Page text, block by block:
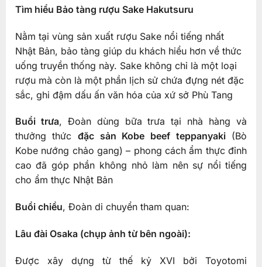
Tìm hiểu Bảo tàng rượu Sake Hakutsuru
Nằm tại vùng sản xuất rượu Sake nổi tiếng nhất
Nhật Bản, bảo tàng giúp du khách hiểu hơn về thức
uống truyền thống này. Sake không chỉ là một loại
rượu mà còn là một phần lịch sử chứa đựng nét đặc
sắc, ghi đậm dấu ấn văn hóa của xứ sở Phù Tang
Buổi trưa, Đoàn dùng bữa trưa tại nhà hàng và
thưởng thứcđặc sản Kobe beef teppanyaki(Bò
Kobe nướng chảo gang) – phong cách ẩm thực đỉnh
cao đã góp phần không nhỏ làm nên sự nổi tiếng
cho ẩm thực Nhật Bản
Buổi chiều, Đoàn di chuyển tham quan:
Lâu đài Osaka (chụp ảnh từ bên ngoài):
Được xây dựng từ thế kỷ XVI bởi Toyotomi